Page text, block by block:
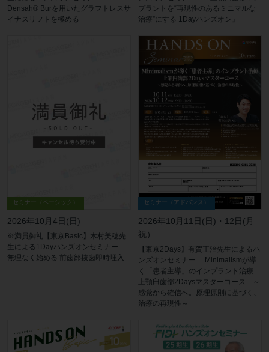
Densah® Burを用いたグラフトレスサ
イナスリフトを極める
プラントを“再現性のあるミニマルな
治療”にする 1Dayハンズオン』
セミナー（ベーシック）
2026年10月4日(日)
※満員御礼【東京Basic】木村美穂先
生による1Dayハンズオンセミナー
無理なく始める 前歯部抜歯即時埋入
セミナー（アドバンス）
2026年10月11日(日)・12日(月
祝）
【東京2Days】有賀正治先生によるハ
ンズオンセミナー Minimalismが導
く「患者主導」のインプラント治療
上顎臼歯部2Daysマスターコース ～
感覚から確信へ。原理原則に基づく、
治療の再現性～